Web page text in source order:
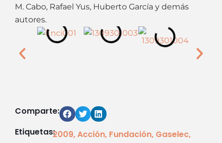
M. Cabo, Rafael Yus, Huberto García y demás
autores.
Etiquetas:2009,Acción, Fundación, Gaselec,
Comparte: